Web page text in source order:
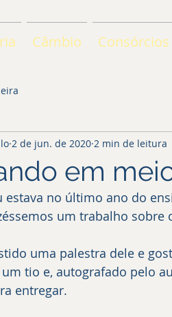
Câmbio Consórcios
em
2 de jun. de 2020 2 min de leitura
um trabalho sobre
uma palestra dele e
tio e, autografado pelo
entregar.